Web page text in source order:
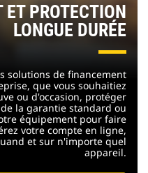
PROTECTION
LONGUE DURÉE
solutions de financement
que vous souhaitiez
ou d'occasion, protéger
la garantie standard ou
équipement pour faire
votre compte en ligne,
et sur n'importe quel
appareil.